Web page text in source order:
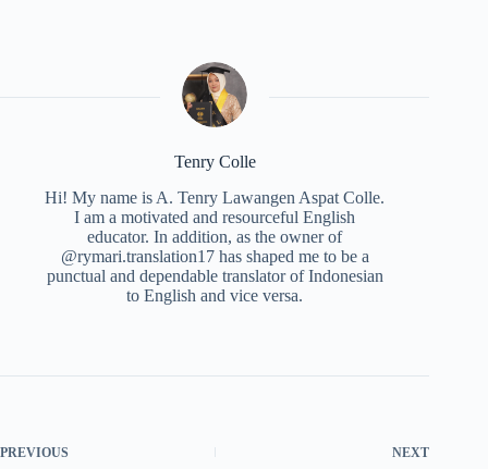
Tenry Colle
Hi! My name is A. Tenry Lawangen Aspat Colle.
I am a motivated and resourceful English
educator. In addition, as the owner of
@rymari.translation17 has shaped me to be a
punctual and dependable translator of Indonesian
to English and vice versa.
PREVIOUS NEXT